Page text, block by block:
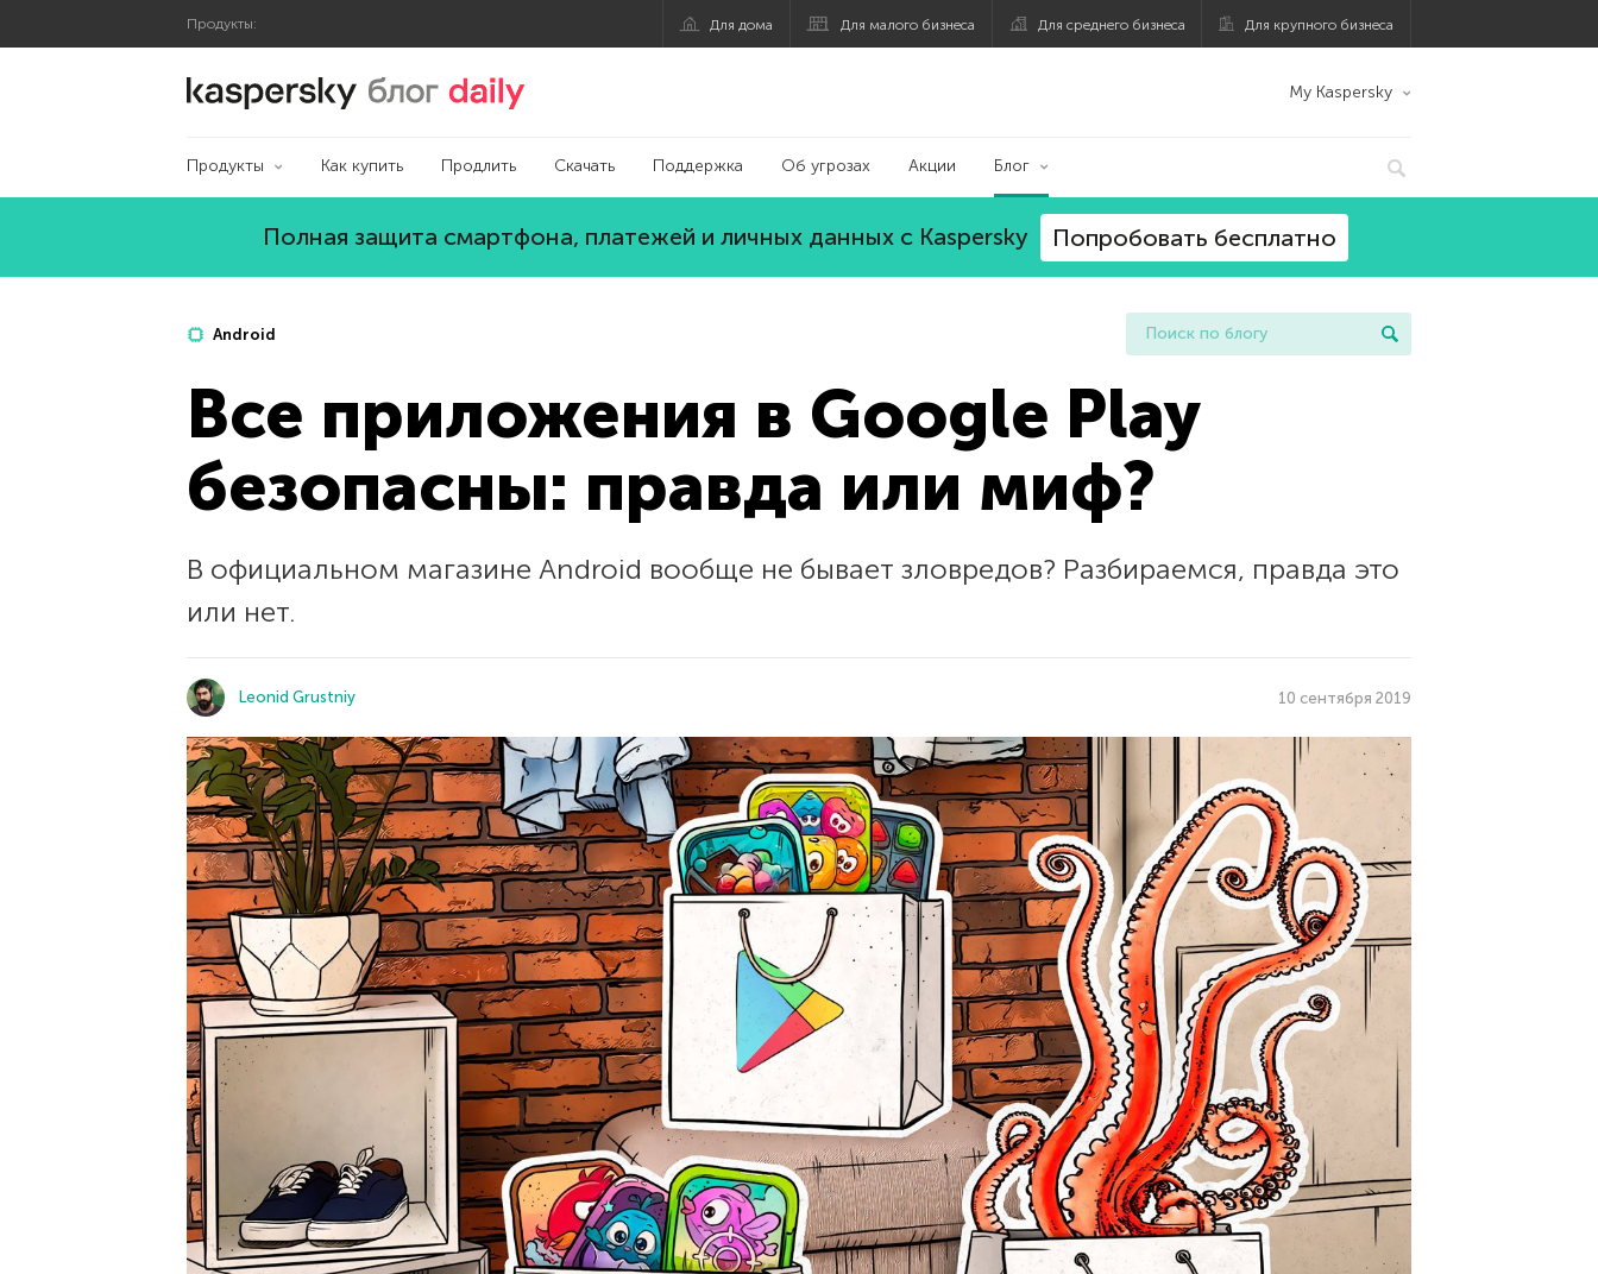
Продукты: Для дома Для малого бизнеса Для среднего бизнеса Для крупного бизнеса
Блог Касперского My Kaspersky
Продукты Как купить Продлить Скачать Поддержка Об угрозах Акции Блог
Полная защита смартфона, платежей и личных данных с Kaspersky Попробовать бесплатно
Android
Все приложения в Google Play
безопасны: правда или миф?
В официальном магазине Android вообще не бывает зловредов? Разбираемся, правда это
или нет.
Leonid Grustniy 10 сентября 2019